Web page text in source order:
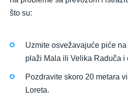
što su:
Uzmite osvežavajuće piće
plaži Mala ili Velika Raduča i
Pozdravite skoro 20 metara
Loreta.